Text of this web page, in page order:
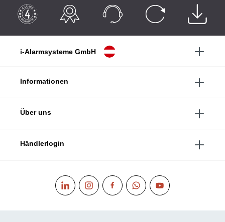
i-Alarmsysteme GmbH
Informationen
Über uns
Händlerlogin